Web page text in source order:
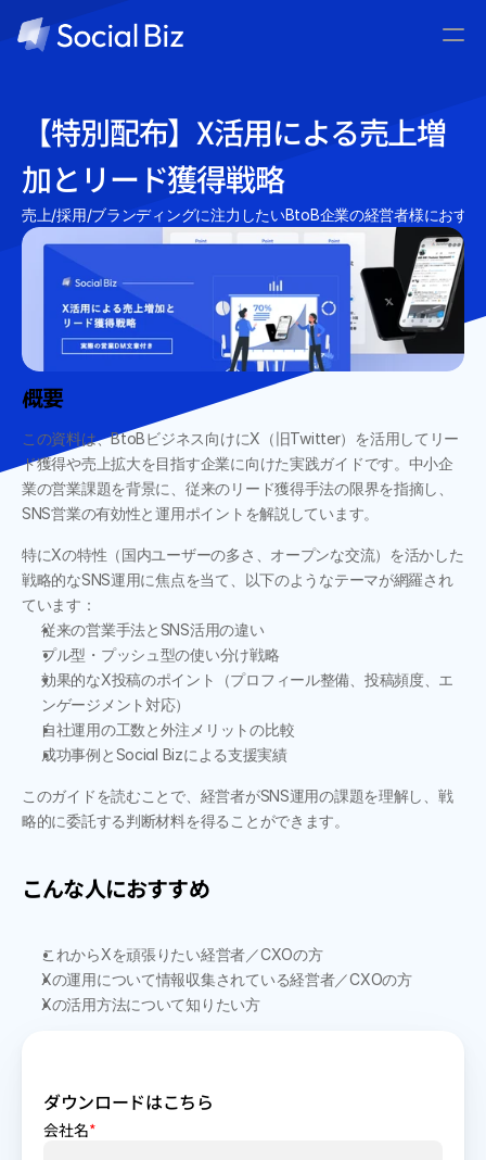
ウェビナー情報
導入事例
コラム
メンバー
お問い合わせ
【特別配布】X活用による売上増
加とリード獲得戦略
売上/採用/ブランディングに注力したいBtoB企業の経営者様におす
概要
この資料は、BtoBビジネス向けにX（旧Twitter）を活用してリー
ド獲得や売上拡大を目指す企業に向けた実践ガイドです。中小企
業の営業課題を背景に、従来のリード獲得手法の限界を指摘し、
SNS営業の有効性と運用ポイントを解説しています。
特にXの特性（国内ユーザーの多さ、オープンな交流）を活かした
戦略的なSNS運用に焦点を当て、以下のようなテーマが網羅され
ています：
従来の営業手法とSNS活用の違い
プル型・プッシュ型の使い分け戦略
効果的なX投稿のポイント（プロフィール整備、投稿頻度、エ
ンゲージメント対応）
自社運用の工数と外注メリットの比較
成功事例とSocial Bizによる支援実績
このガイドを読むことで、経営者がSNS運用の課題を理解し、戦
略的に委託する判断材料を得ることができます。
こんな人におすすめ
これからXを頑張りたい経営者／CXOの方
Xの運用について情報収集されている経営者／CXOの方
Xの活用方法について知りたい方
ダウンロードはこちら
会社名*